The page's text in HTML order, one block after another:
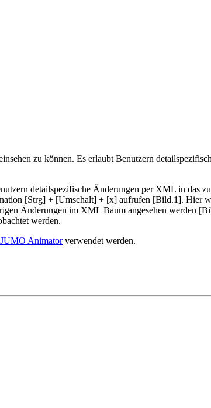
zu können. Es erlaubt Benutzern
detailspezifische Änderungen per XML in das
[Strg] + [Umschalt] + [x] aufrufen [Bild.1]. Hier
Änderungen im XML Baum angesehen werden
werden.
Animatorverwendet werden.